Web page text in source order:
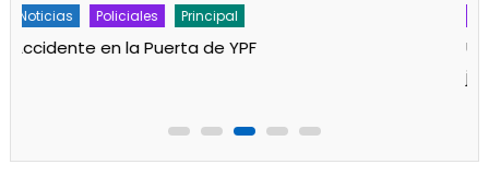
Policiales Principal
Un partido de fútbol en Progreso terminó con